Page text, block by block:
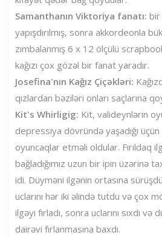
Samanthanın Viktoriya fanatı: bir
yapışdırılmış, sonra akkordeonla
zımbalanmış 6 x 12 ölçülü
kağızı çox gözəl bir fanat yaradır.
Josefina'nın Kağız Çiçəkləri:
qızlardan bəziləri onları saçlarına
Kit's Whirligig: Kit, valideynlərin
depressiya dövründə yaşadığı
oyuncaqlar etməli oldular. Fırıldaq
bağladığımız uzun bir ipin üzərinə
idi. Düyməni ilgənin ortasına
uclarını hər iki əlində tutdu və çox
ilgəyi fırladı, sonra uclarını sıxdı
dairəvi fırlanmasına baxdı.